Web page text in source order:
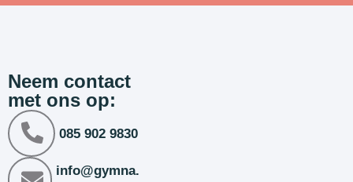
Neem contact
met ons op:
085 902 9830
info@gymna.